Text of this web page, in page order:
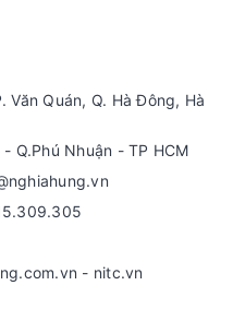
Quán, Q. Hà Đông, Hà
Q.Phú Nhuận - TP HCM
- nitc.vn